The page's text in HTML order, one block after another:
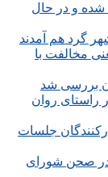
شده و در حال
گرد هم آمدند
مخالفت با
بررسی شد
راستای روان
جلسات
در صحن شورای